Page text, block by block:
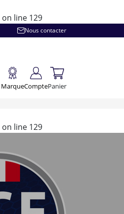
on line 129
Nous contacter
MarqueComptePanier
on line 129